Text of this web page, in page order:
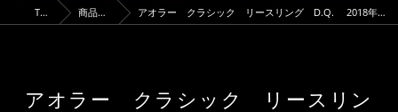
TOP 商品紹介 アオラー クラシック リースリング D.Q. 2018年〈白〉750ml
アオラー クラシック リースリン